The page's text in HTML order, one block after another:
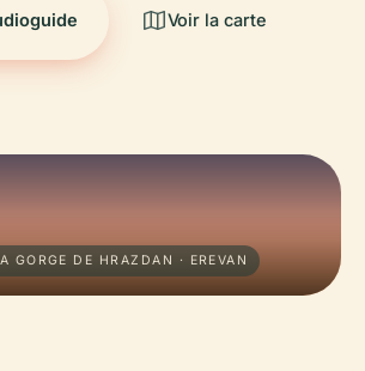
Voir la carte
GORGE DE HRAZDAN · EREVAN